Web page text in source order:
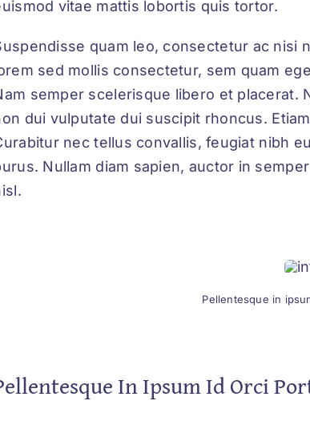
vitae mattis lobortis quis tortor.
quam leo, consectetur ac nisi
sed mollis consectetur, sem quam
semper scelerisque libero et placerat.
dui vulputate dui suscipit rhoncus.
nec tellus convallis, feugiat nibh
Nullam diam sapien, auctor in
Pellentesque in
In Ipsum Id Orci